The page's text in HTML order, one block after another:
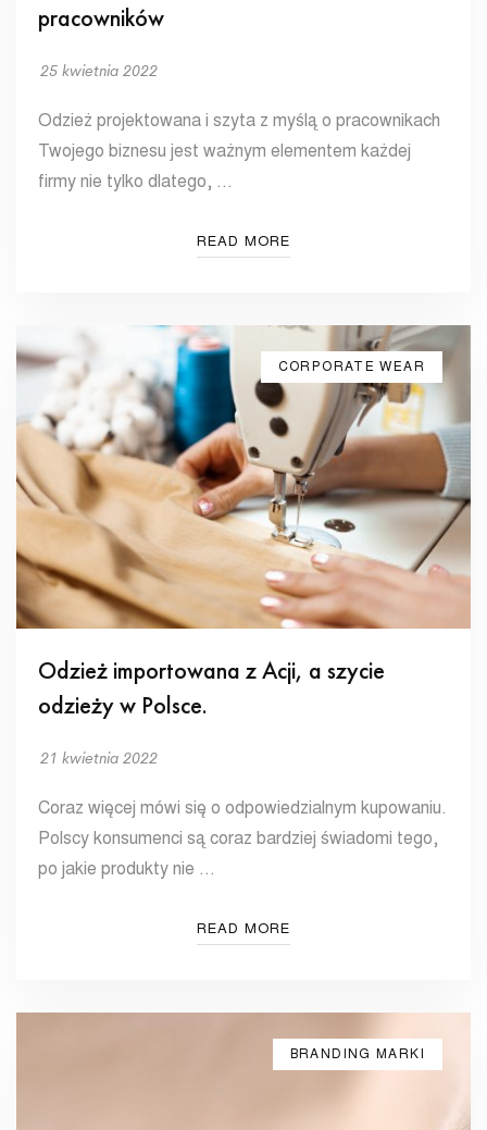
pracowników
25 kwietnia 2022
Odzież projektowana i szyta z myślą o pracownikach
Twojego biznesu jest ważnym elementem każdej
firmy nie tylko dlatego, …
READ MORE
CORPORATE WEAR
Odzież importowana z Acji, a szycie
odzieży w Polsce.
21 kwietnia 2022
Coraz więcej mówi się o odpowiedzialnym kupowaniu.
Polscy konsumenci są coraz bardziej świadomi tego,
po jakie produkty nie …
READ MORE
BRANDING MARKI